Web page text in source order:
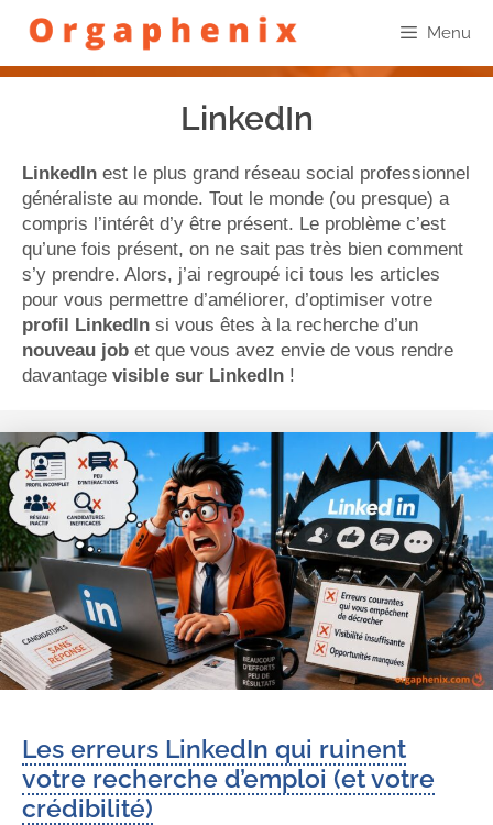
Menu
LinkedIn
LinkedIn est le plus grand réseau social professionnel
généraliste au monde. Tout le monde (ou presque) a
compris l’intérêt d’y être présent. Le problème c’est
qu’une fois présent, on ne sait pas très bien comment
s’y prendre. Alors, j’ai regroupé ici tous les articles
pour vous permettre d’améliorer, d’optimiser votre
profil LinkedIn si vous êtes à la recherche d’un
nouveau job et que vous avez envie de vous rendre
davantage visible sur LinkedIn !
Les erreurs LinkedIn qui ruinent
votre recherche d’emploi (et votre
crédibilité)